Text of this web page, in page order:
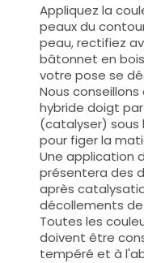
Appliquez la
peaux du
peau, rectifiez
bâtonnet en
votre pose se
Nous
hybride doigt
(catalyser) sous
pour figer la
Une application
présentera des
après
décollements
Toutes les
doivent être
tempéré et à